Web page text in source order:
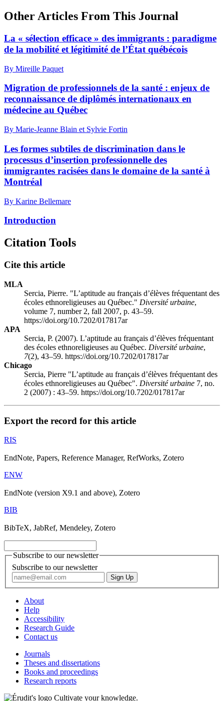
Other Articles From This Journal
La « sélection efficace » des immigrants : paradigme
de la mobilité et légitimité de l’État québécois
By Mireille Paquet
Migration de professionnels de la santé : enjeux de
reconnaissance de diplômés internationaux en
médecine au Québec
By Marie-Jeanne Blain et Sylvie Fortin
Les formes subtiles de discrimination dans le
processus d’insertion professionnelle des
immigrantes racisées dans le domaine de la santé à
Montréal
By Karine Bellemare
Introduction
Citation Tools
Cite this article
MLA
Sercia, Pierre. "L’aptitude au français d’élèves fréquentant des
écoles ethnoreligieuses au Québec." Diversité urbaine,
volume 7, number 2, fall 2007, p. 43–59.
https://doi.org/10.7202/017817ar
APA
Sercia, P. (2007). L’aptitude au français d’élèves fréquentant
des écoles ethnoreligieuses au Québec. Diversité urbaine,
7(2), 43–59. https://doi.org/10.7202/017817ar
Chicago
Sercia, Pierre "L’aptitude au français d’élèves fréquentant des
écoles ethnoreligieuses au Québec". Diversité urbaine 7, no.
2 (2007) : 43–59. https://doi.org/10.7202/017817ar
Export the record for this article
RIS
EndNote, Papers, Reference Manager, RefWorks, Zotero
ENW
EndNote (version X9.1 and above), Zotero
BIB
BibTeX, JabRef, Mendeley, Zotero
Subscribe to our newsletter
Subscribe to our newsletter
About
Help
Accessibility
Research Guide
Contact us
Journals
Theses and dissertations
Books and proceedings
Research reports
Cultivate your knowledge.